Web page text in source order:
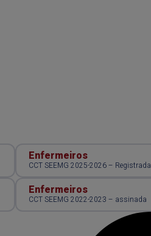
Enfermeiros
CCT SEEMG 2025-2026 – Registrada
Enfermeiros
CCT SEEMG 2022-2023 – assinada